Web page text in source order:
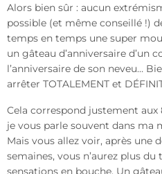
Alors bien sûr : aucun
possible (et même conseillé !)
temps en temps une super
un gâteau d’anniversaire d’un
l’anniversaire de son neveu…
arrêter TOTALEMENT et
Cela correspond justement aux
je vous parle souvent dans ma
Mais vous allez voir, après une
semaines, vous n’aurez plus
sensations en bouche. Un